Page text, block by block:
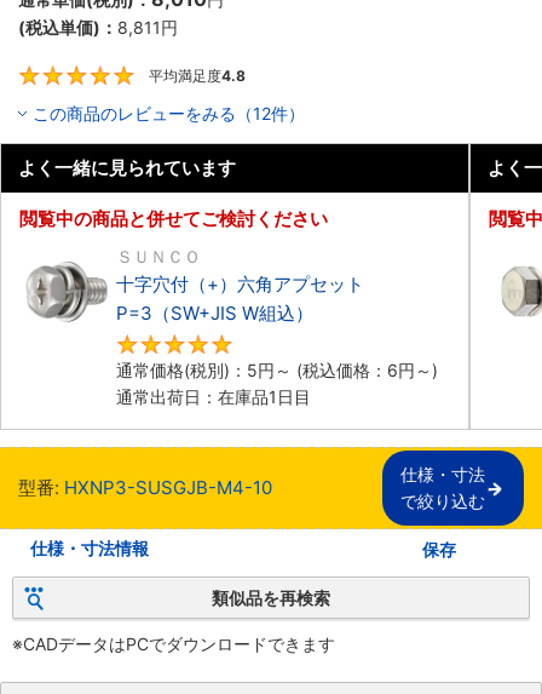
(税込単価)： 8,811円
平均満足度4.8
この商品のレビューをみる（12件）
よく一緒に見られています
閲覧中の商品と併せてご検討ください
ＳＵＮＣＯ
十字穴付（+）六角アプセット
P=3（SW+JIS W組込）
通常価格(税別)： 5円 ～ (税込価格： 6円 ～)
通常出荷日：在庫品1日目
よく
閲覧
型番: HXNP3-SUSGJB-M4-10
仕様・寸法
で絞り込む
仕様・寸法情報 保存
類似品を再検索
※CADデータはPCでダウンロードできます